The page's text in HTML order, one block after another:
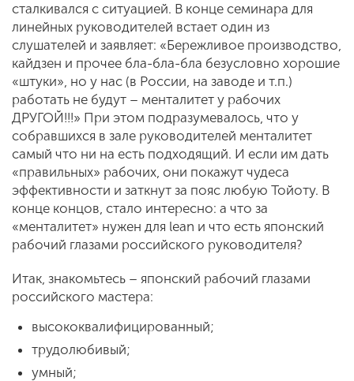
сталкивался с ситуацией. В конце семинара для
линейных руководителей встает один из
слушателей и заявляет: «Бережливое производство,
кайдзен и прочее бла-бла-бла безусловно хорошие
«штуки», но у нас (в России, на заводе и т.п.)
работать не будут – менталитет у рабочих
ДРУГОЙ!!!» При этом подразумевалось, что у
собравшихся в зале руководителей менталитет
самый что ни на есть подходящий. И если им дать
«правильных» рабочих, они покажут чудеса
эффективности и заткнут за пояс любую Тойоту. В
конце концов, стало интересно: а что за
«менталитет» нужен для lean и что есть японский
рабочий глазами российского руководителя?
Итак, знакомьтесь – японский рабочий глазами
российского мастера:
высококвалифицированный;
трудолюбивый;
умный;